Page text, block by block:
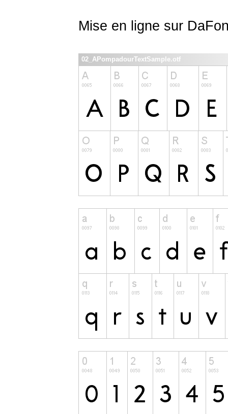
Mise en ligne sur
02_APompadourTextSample.otf